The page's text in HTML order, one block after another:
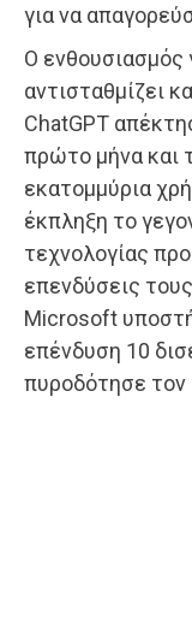
για να
Ο ενθουσιασμός
αντισταθμίζει
ChatGPT
πρώτο μήνα και
εκατομμύρια
έκπληξη το
τεχνολογίας
επενδύσεις
Microsoft
επένδυση 10
πυροδότησε τον